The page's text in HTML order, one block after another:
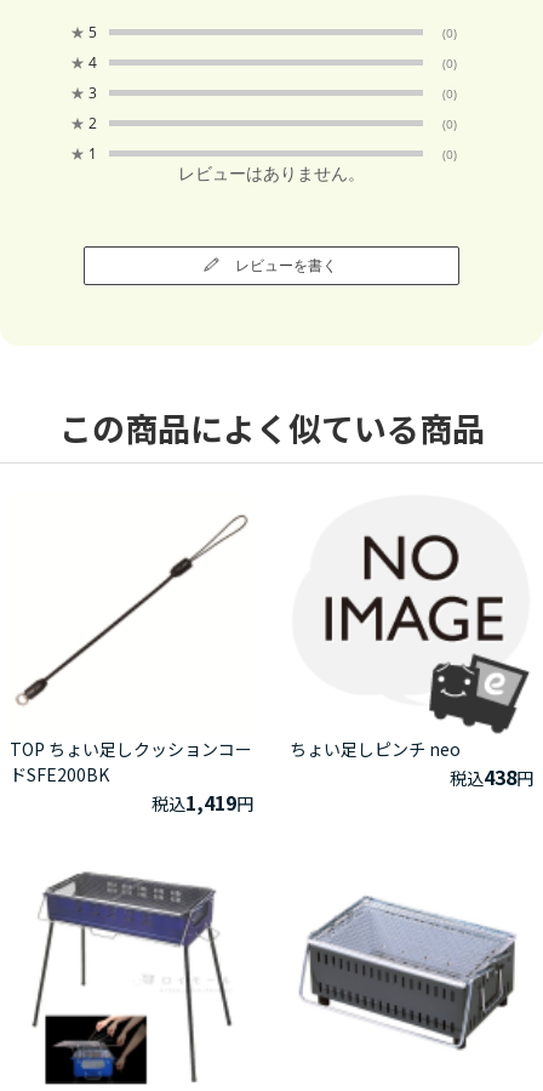
★ 5 (0)
★ 4 (0)
★ 3 (0)
★ 2 (0)
★ 1 (0)
レビューはありません。
レビューを書く
この商品によく似ている商品
TOP ちょい足しクッションコー
ドSFE200BK
税込1,419円
ちょい足しピンチ neo
税込438円